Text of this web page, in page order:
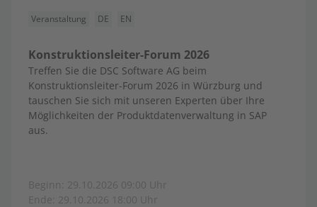
Veranstaltung DE EN
Konstruktionsleiter-Forum 2026
Treffen Sie die DSC Software AG beim
Konstruktionsleiter-Forum 2026 in Würzburg und
tauschen Sie sich mit unseren Experten über Ihre
Möglichkeiten der Produktdatenverwaltung in SAP
aus.
Beginn: 29.10.2026 09:00 Uhr
Ende: 29.10.2026 18:00 Uhr